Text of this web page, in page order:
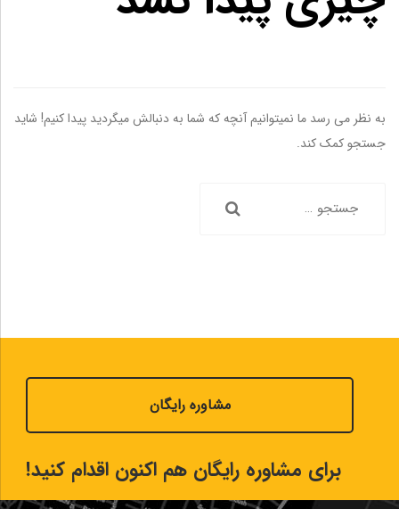
به نظر می رسد ما نمیتوانیم آنچه که شما به دنبالش میگردید پیدا کنیم! شاید
جستجو کمک کند.
مشاوره رایگان
برای مشاوره رایگان هم اکنون اقدام کنید!